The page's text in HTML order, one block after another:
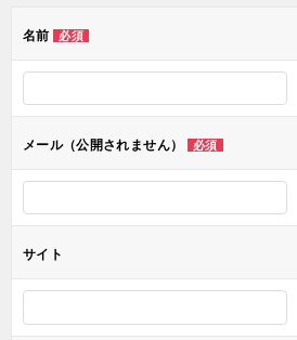
ー
ン
名前 必須
メール（公開されません） 必須
サイト